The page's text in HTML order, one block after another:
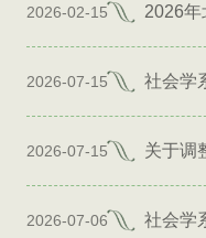
2026-02-15
2026-07-15
2026-07-15 关于调
2026-07-06 社会学